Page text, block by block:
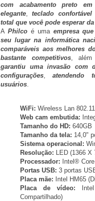
com acabamento preto
elegante,teclado
total que você pode esperar
A Philcoé uma empresa
seu lugar na informática
comparáveis aos melhores
bastante competitivos, além
garantiu uma invasão com
configurações,
usuários.
WiFi: Wireless Lan
Web cam embutida:
Tamanho do HD: 640GB
Tamanho da tela: 14,0"
Sistema operacional:
Resolução: LED (1366 X
Processador: Intel®
Portas USB: 3 portas
Placa mãe: Intel HM65
Placa de vídeo: Intel
Compartilhado)